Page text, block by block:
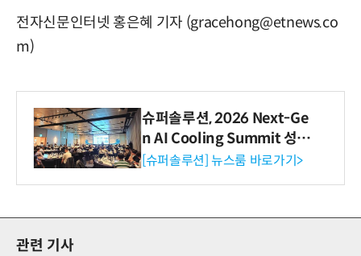
전자신문인터넷 홍은혜 기자 (gracehong@etnews.co
m)
슈퍼솔루션, 2026 Next-Ge
n AI Cooling Summit 성황
리 성료
[슈퍼솔루션] 뉴스룸 바로가기>
관련 기사